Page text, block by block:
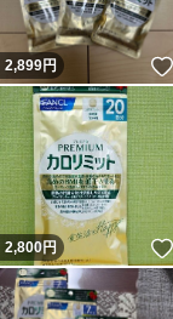
2,899円
2,800円